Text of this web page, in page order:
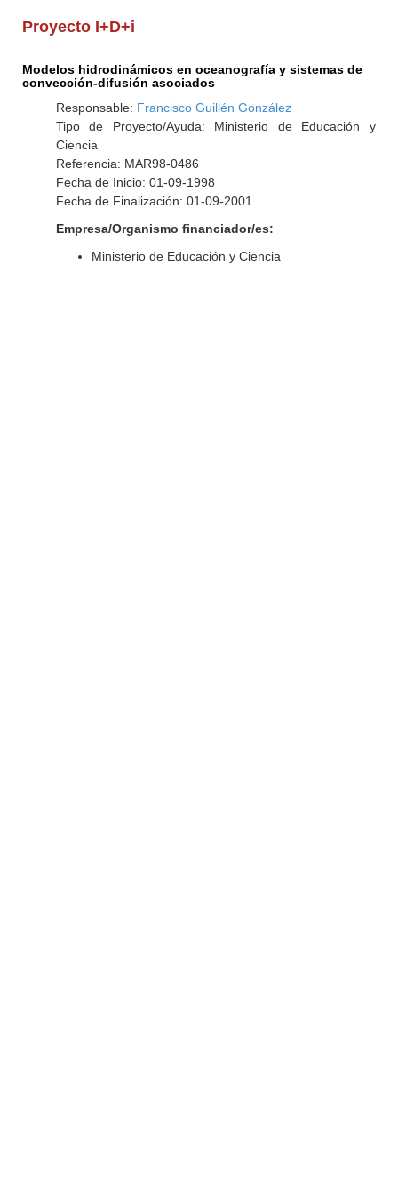
Proyecto I+D+i
Modelos hidrodinámicos en oceanografía y sistemas de
convección-difusión asociados
Responsable: Francisco Guillén González
Tipo de Proyecto/Ayuda: Ministerio de Educación y
Ciencia
Referencia: MAR98-0486
Fecha de Inicio: 01-09-1998
Fecha de Finalización: 01-09-2001
Empresa/Organismo financiador/es:
Ministerio de Educación y Ciencia